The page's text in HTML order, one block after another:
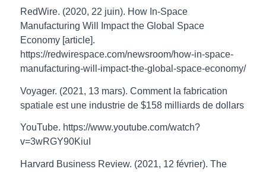
RedWire. (2020, 22 juin). How In-Space
Manufacturing Will Impact the Global Space
Economy [article].
https://redwirespace.com/newsroom/how-in-space-
manufacturing-will-impact-the-global-space-economy/
Voyager. (2021, 13 mars). Comment la fabrication
spatiale est une industrie de $158 milliards de dollars
YouTube. https://www.youtube.com/watch?
v=3wRGY90KiuI
Harvard Business Review. (2021, 12 février). The